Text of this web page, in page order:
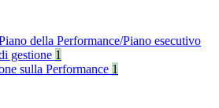
della Performance/Piano esecutivo
gestione 1
sulla Performance 1